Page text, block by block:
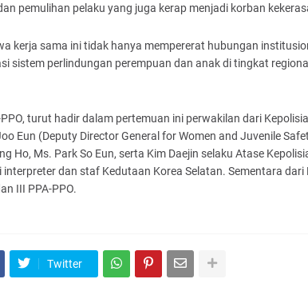
pemulihan pelaku yang juga kerap menjadi korban
kerja sama ini tidak hanya mempererat hubungan
sistem perlindungan perempuan dan anak di tingkat
PPO, turut hadir dalam pertemuan ini perwakilan dari
Eun (Deputy Director General for Women and Juvenile
Ho, Ms. Park So Eun, serta Kim Daejin selaku Atase
interpreter dan staf Kedutaan Korea Selatan. Sementara dari
III PPA-PPO.
Twitter